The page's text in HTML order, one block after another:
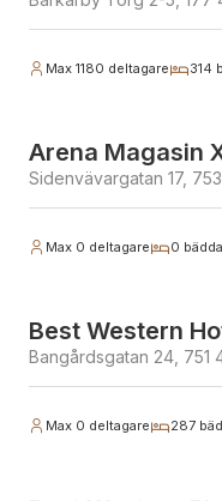
Max 1180 deltagare 314
Arena Magasin
Sidenvävargatan 17,
Max 0 deltagare 0
Best Western
Bangårdsgatan 24, 751
Max 0 deltagare 287